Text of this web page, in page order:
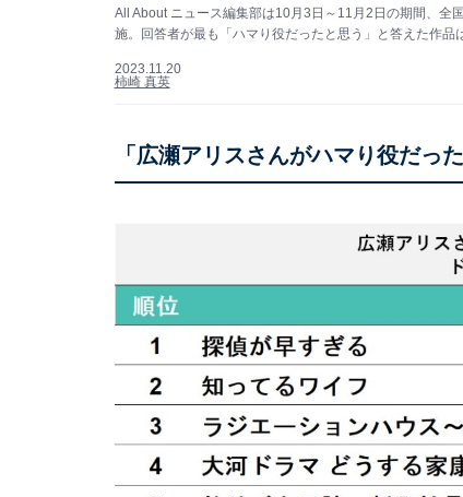
All About ニュース編集部は10月3日～11月2日の期間、全
施。回答者が最も「ハマり役だったと思う」と答えた作品
2023.11.20
柿崎 真英
「広瀬アリスさんがハマり役だっ